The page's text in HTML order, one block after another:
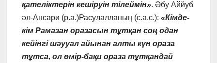
қателіктерін кешіруін тілеймін». Әбу Аййуб
әл-Ансари (р.а.)Расулалланың (с.а.с.): «Кімде-
кім Рамазан оразасын тұтқан соң одан
кейінгі шәууал айынан алты күн ораза
тұтса, ол өмір-бақи ораза тұтқандай